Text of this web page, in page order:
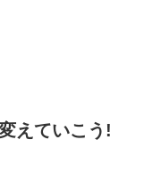
えていこう!